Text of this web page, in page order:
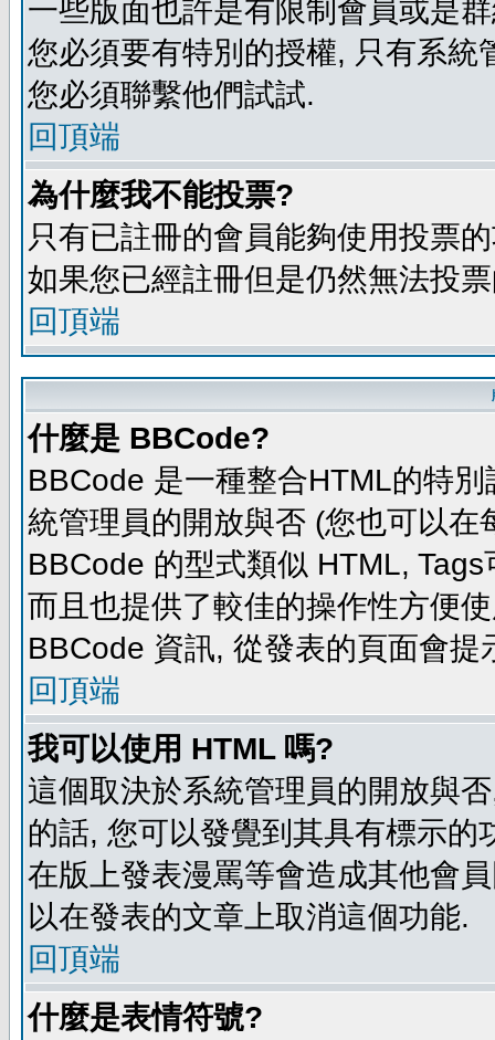
一些版面也許是有限制會員或是
您必須要有特別的授權, 只有系
您必須聯繫他們試試.
回頂端
為什麼我不能投票?
只有已註冊的會員能夠使用投票
如果您已經註冊但是仍然無法投
回頂端
什麼是 BBCode?
BBCode 是一種整合HTML的特
統管理員的開放與否 (您也可以
BBCode 的型式類似 HTML,
而且也提供了較佳的操作性方便
BBCode 資訊, 從發表的頁面會提
回頂端
我可以使用 HTML 嗎?
這個取決於系統管理員的開放與
的話, 您可以發覺到其具有標示
在版上發表漫罵等會造成其他會
以在發表的文章上取消這個功能.
回頂端
什麼是表情符號?